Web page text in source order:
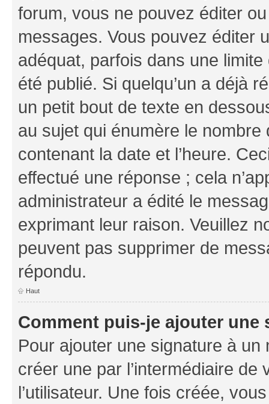
forum, vous ne pouvez éditer
messages. Vous pouvez éditer
adéquat, parfois dans une
été publié. Si quelqu’un a déjà
un petit bout de texte en
au sujet qui énumère le nombre
contenant la date et l’heure.
effectué une réponse ; cela
administrateur a édité le
exprimant leur raison. Veuillez
peuvent pas supprimer de
répondu.
Haut
Comment puis-je ajouter une
Pour ajouter une signature à un
créer une par l’intermédiaire
l’utilisateur. Une fois créée,